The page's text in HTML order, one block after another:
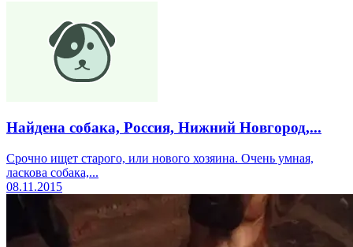
Найдена собака, Россия, Нижний Новгород,...
Срочно ищет старого, или нового хозяина. Очень умная,
ласкова собака,...
08.11.2015